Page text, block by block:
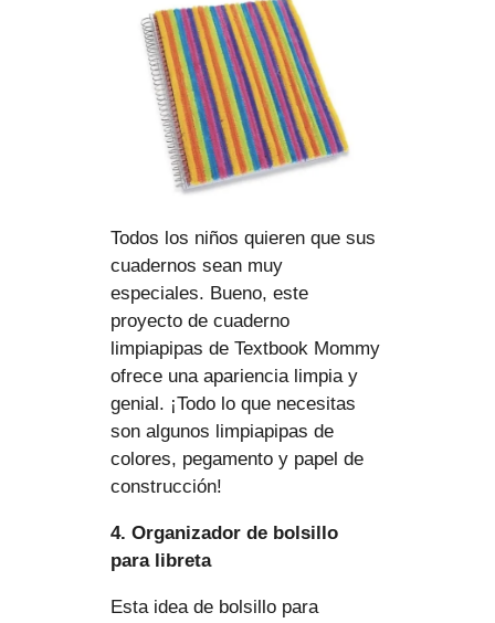
Todos los niños quieren que sus
cuadernos sean muy
especiales. Bueno, este
proyecto de cuaderno
limpiapipas de Textbook Mommy
ofrece una apariencia limpia y
genial. ¡Todo lo que necesitas
son algunos limpiapipas de
colores, pegamento y papel de
construcción!
4. Organizador de bolsillo
para libreta
Esta idea de bolsillo para